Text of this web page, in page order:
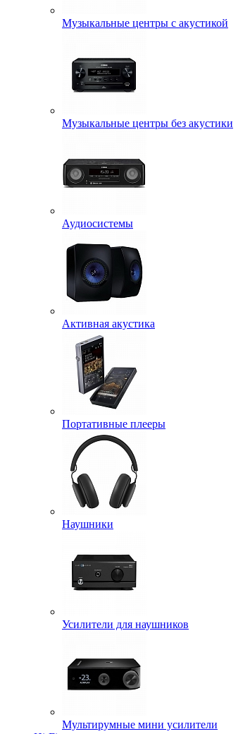
Музыкальные центры с акустикой
Музыкальные центры без акустики
Аудиосистемы
Активная акустика
Портативные плееры
Наушники
Усилители для наушников
Мультирумные мини усилители